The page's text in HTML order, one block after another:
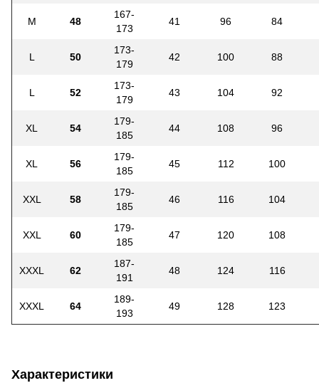
M 48
167-
173
41 96 84
L 50
173-
179
42 100 88
L 52
173-
179
43 104 92
XL 54
179-
185
44 108 96
XL 56
179-
185
45 112 100
XXL 58
179-
185
46 116 104
XXL 60
179-
185
47 120 108
XXXL 62
187-
191
48 124 116
XXXL 64
189-
193
49 128 123
Характеристики